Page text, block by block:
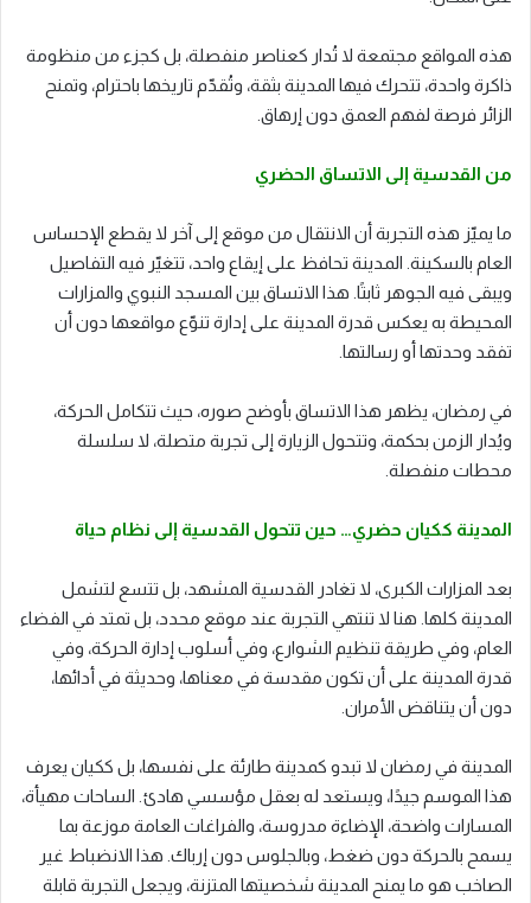
هذه المواقع مجتمعة لا تُدار كعناصر منفصلة، بل كجزء من منظومة
ذاكرة واحدة، تتحرك فيها المدينة بثقة، وتُقدّم تاريخها باحترام، وتمنح
الزائر فرصة لفهم العمق دون إرهاق.
من القدسية إلى الاتساق الحضري
ما يميّز هذه التجربة أن الانتقال من موقع إلى آخر لا يقطع الإحساس
العام بالسكينة. المدينة تحافظ على إيقاع واحد، تتغيّر فيه التفاصيل
ويبقى فيه الجوهر ثابتًا. هذا الاتساق بين المسجد النبوي والمزارات
المحيطة به يعكس قدرة المدينة على إدارة تنوّع مواقعها دون أن
تفقد وحدتها أو رسالتها.
في رمضان، يظهر هذا الاتساق بأوضح صوره، حيث تتكامل الحركة،
ويُدار الزمن بحكمة، وتتحول الزيارة إلى تجربة متصلة، لا سلسلة
محطات منفصلة.
المدينة ككيان حضري… حين تتحول القدسية إلى نظام حياة
بعد المزارات الكبرى، لا تغادر القدسية المشهد، بل تتسع لتشمل
المدينة كلها. هنا لا تنتهي التجربة عند موقع محدد، بل تمتد في الفضاء
العام، وفي طريقة تنظيم الشوارع، وفي أسلوب إدارة الحركة، وفي
قدرة المدينة على أن تكون مقدسة في معناها، وحديثة في أدائها،
دون أن يتناقض الأمران.
المدينة في رمضان لا تبدو كمدينة طارئة على نفسها، بل ككيان يعرف
هذا الموسم جيدًا، ويستعد له بعقل مؤسسي هادئ. الساحات مهيأة،
المسارات واضحة، الإضاءة مدروسة، والفراغات العامة موزعة بما
يسمح بالحركة دون ضغط، وبالجلوس دون إرباك. هذا الانضباط غير
الصاخب هو ما يمنح المدينة شخصيتها المتزنة، ويجعل التجربة قابلة